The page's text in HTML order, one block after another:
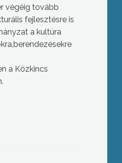
végéig tovább
fejlesztésre is
a kultúra
a Közkincs